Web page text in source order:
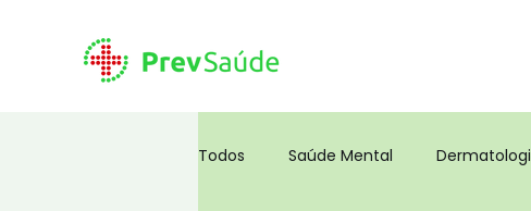
Todos Saúde Mental